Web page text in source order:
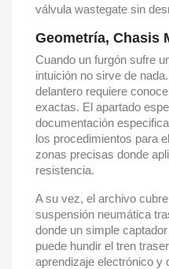
válvula wastegate sin
Geometría, Chasis
Cuando un furgón sufre
intuición no sirve de
delantero requiere
exactas. El apartado
documentación
los procedimientos para
zonas precisas donde
resistencia.
A su vez, el archivo
suspensión neumática
donde un simple
puede hundir el tren
aprendizaje electrónico y